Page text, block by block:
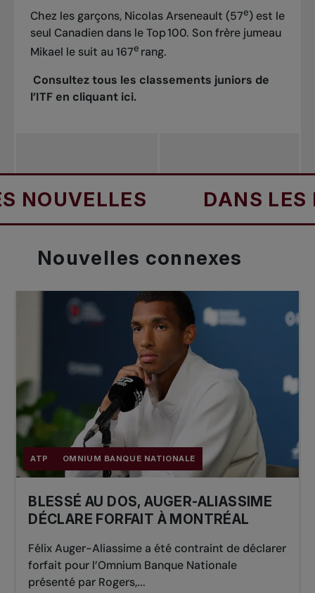
Chez les garçons, Nicolas Arseneault (57e) est le
seul Canadien dans le Top 100. Son frère jumeau
Mikael le suit au 167e rang.
Consultez tous les classements juniors de
l’ITF en cliquant ici.
DANS LES
Nouvelles connexes
ATP OMNIUM BANQUE NATIONALE
BLESSÉ AU DOS, AUGER-ALIASSIME
DÉCLARE FORFAIT À MONTRÉAL
Félix Auger-Aliassime a été contraint de déclarer
forfait pour l’Omnium Banque Nationale
présenté par Rogers,...